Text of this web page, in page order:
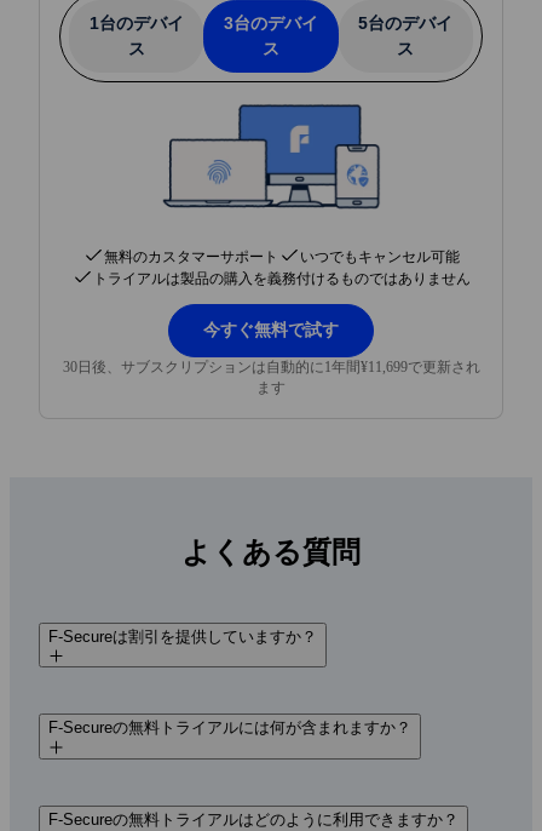
か5分で最初のデバイスを保護できます。
保護を開始
― 守りたいデバイスにF‑Secure
を追加します。アプリとメールで、お使い
の言語にてセットアップ手順をご案内しま
あとで決める― 30日間、すべてをお試し
ください。いつでも無料でキャンセルでき
せします。
1台のデバイ
ス
3台のデバイ
ス
5台のデバイ
ス
無料のカスタマーサポート
いつでもキャンセル可能
トライアルは製品の購入を義務付けるものではありません
今すぐ無料で試す
30日後、サブスクリプションは自動的に1年間¥11,699で更新され
ます
よくある質問
F‑Secureは割引を提供していますか？
F‑Secureの無料トライアルには何が含まれますか？
F‑Secureの無料トライアルはどのように利用できますか？